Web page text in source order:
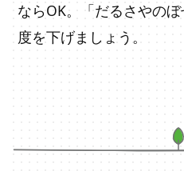
ならOK。「だるさやの
度を下げましょう。